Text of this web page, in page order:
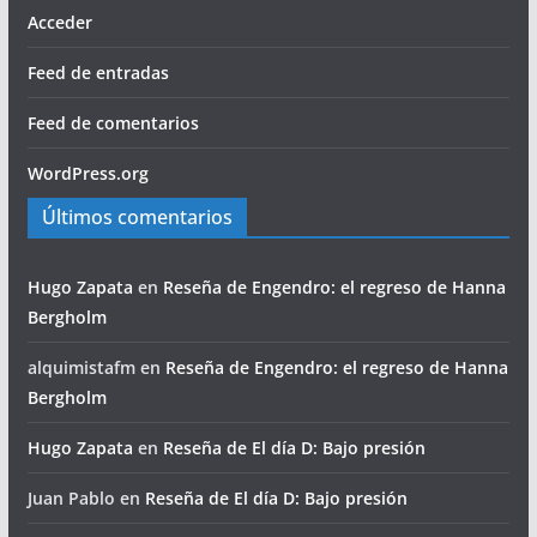
Acceder
Feed de entradas
Feed de comentarios
WordPress.org
Últimos comentarios
Hugo Zapata en Reseña de Engendro: el regreso de Hanna
Bergholm
alquimistafmen Reseña de Engendro: el regreso de Hanna
Bergholm
Hugo Zapata en Reseña de El día D: Bajo presión
Juan Pablo en Reseña de El día D: Bajo presión